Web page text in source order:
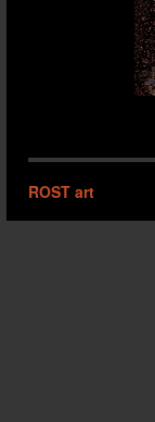
ROST art